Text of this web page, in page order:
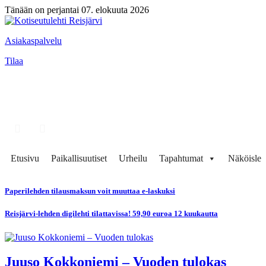
Tänään on perjantai 07. elokuuta 2026
Asiakaspalvelu
Tilaa
Etusivu Paikallisuutiset Urheilu Tapahtumat
Paperilehden tilausmaksun voit muuttaa e-laskuksi
Reisjärvi-lehden digilehti tilattavissa! 59,90 euroa 12 kuukautta
Juuso Kokkoniemi – Vuoden tulokas